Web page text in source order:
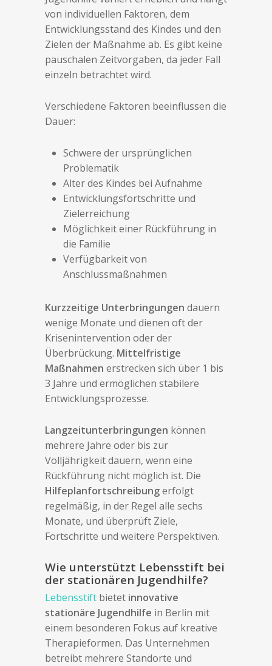
von individuellen Faktoren, dem
Entwicklungsstand des Kindes und den
Zielen der Maßnahme ab. Es gibt keine
pauschalen Zeitvorgaben, da jeder Fall
einzeln betrachtet wird.
Verschiedene Faktoren beeinflussen die
Dauer:
Schwere der ursprünglichen
Problematik
Alter des Kindes bei Aufnahme
Entwicklungsfortschritte und
Zielerreichung
Möglichkeit einer Rückführung in
die Familie
Verfügbarkeit von
Anschlussmaßnahmen
Kurzzeitige Unterbringungen dauern
wenige Monate und dienen oft der
Krisenintervention oder der
Überbrückung. Mittelfristige
Maßnahmen erstrecken sich über 1 bis
3 Jahre und ermöglichen stabilere
Entwicklungsprozesse.
Langzeitunterbringungen können
mehrere Jahre oder bis zur
Volljährigkeit dauern, wenn eine
Rückführung nicht möglich ist. Die
Hilfeplanfortschreibungerfolgt
regelmäßig, in der Regel alle sechs
Monate, und überprüft Ziele,
Fortschritte und weitere Perspektiven.
Wie unterstützt Lebensstift bei
der stationären Jugendhilfe?
Lebensstift bietet innovative
stationäre Jugendhilfe in Berlin mit
einem besonderen Fokus auf kreative
Therapieformen. Das Unternehmen
betreibt mehrere Standorte und